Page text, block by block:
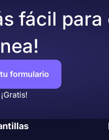
a sus encuestados
fácil
formulario
¡Gratis!